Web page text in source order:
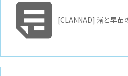
[CLANNAD] 渚と早苗